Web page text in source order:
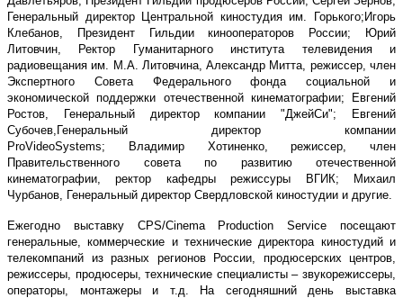
Генеральный директор Центральной киностудия им. Горького; Игорь
Клебанов , Президент Гильдии кинооператоров России;
Юрий
Литовчин , Ректор Гуманитарного института телевидения и
радиовещания им. М.А. Литовчина,Александр Митта , режиссер, член
Экспертного Совета Федерального фонда социальной и
экономической поддержки отечественной кинематографии;
Евгений
Ростов,
Генеральный директор компании "ДжейСи";
Евгений
Субочев, Генеральный директор компании
ProVideoSystems; Владимир Хотиненко,
режиссер, член
Правительственного совета по развитию отечественной
кинематографии, ректор кафедры режиссуры ВГИК;
Михаил
Чурбанов , Генеральный директор Свердловской киностудии и другие.
Ежегодно выставку CPS/Cinema Production Service посещают
генеральные, коммерческие и технические директора киностудий и
телекомпаний из разных регионов России, продюсерских центров,
режиссеры, продюсеры, технические специалисты – звукорежиссеры,
операторы, монтажеры и т.д. На сегодняшний день выставка